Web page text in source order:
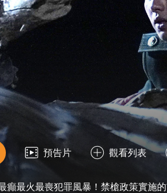
預告片 觀看列表
癲最火最喪犯罪風暴！禁槍政策實施